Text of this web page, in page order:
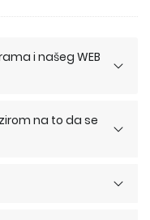
i našeg WEB
na to da se